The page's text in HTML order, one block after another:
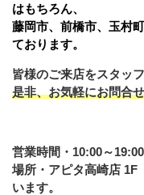
はもちろん、
藤岡市、前橋市、玉村
ております。
皆様のご来店をスタッ
是非、お気軽にお問合
営業時間・10:00～
場所・アピタ高崎店
います。